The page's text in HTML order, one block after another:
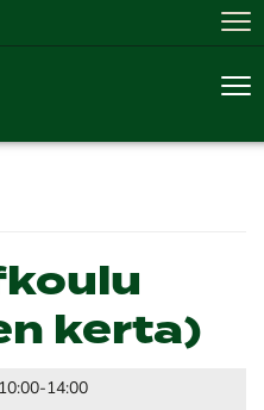
kerta)
14:00